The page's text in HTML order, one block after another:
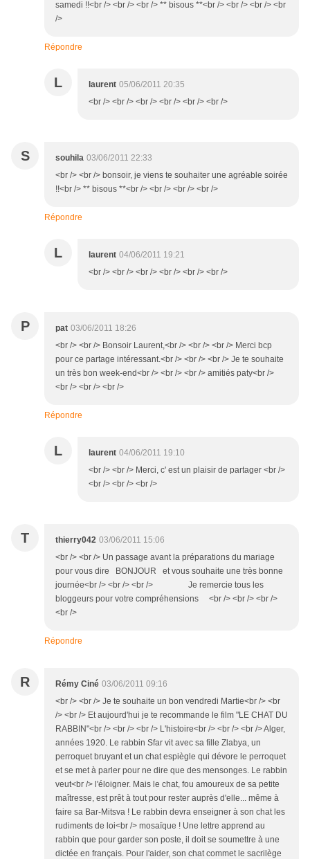
samedi !!<br /> <br /> <br /> ** bisous **<br /> <br /> <br /> <br
/>
Répondre
L laurent 05/06/2011 20:35
<br /> <br /> <br /> <br /> <br /> <br />
S souhila 03/06/2011 22:33
<br /> <br /> bonsoir, je viens te souhaiter une agréable soirée
!!<br /> ** bisous **<br /> <br /> <br /> <br />
Répondre
L laurent 04/06/2011 19:21
<br /> <br /> <br /> <br /> <br /> <br />
P pat 03/06/2011 18:26
<br /> <br /> Bonsoir Laurent,<br /> <br /> <br /> Merci bcp
pour ce partage intéressant.<br /> <br /> <br /> Je te souhaite
un très bon week-end<br /> <br /> <br /> amitiés paty<br />
<br /> <br /> <br />
Répondre
L laurent 04/06/2011 19:10
<br /> <br /> Merci, c' est un plaisir de partager <br />
<br /> <br /> <br />
T thierry042 03/06/2011 15:06
<br /> <br /> Un passage avant la préparations du mariage
pour vous dire BONJOUR et vous souhaite une très bonne
journée<br /> <br /> <br /> Je remercie tous les
bloggeurs pour votre compréhensions <br /> <br /> <br />
<br />
Répondre
R Rémy Ciné 03/06/2011 09:16
<br /> <br /> Je te souhaite un bon vendredi Martie<br /> <br
/> <br /> Et aujourd'hui je te recommande le film "LE CHAT DU
RABBIN"<br /> <br /> <br /> L'histoire<br /> <br /> <br /> Alger,
années 1920. Le rabbin Sfar vit avec sa fille Zlabya, un
perroquet bruyant et un chat espiègle qui dévore le perroquet
et se met à parler pour ne dire que des mensonges. Le rabbin
veut<br /> l'éloigner. Mais le chat, fou amoureux de sa petite
maîtresse, est prêt à tout pour rester auprès d'elle... même à
faire sa Bar-Mitsva ! Le rabbin devra enseigner à son chat les
rudiments de loi<br /> mosaïque ! Une lettre apprend au
rabbin que pour garder son poste, il doit se soumettre à une
dictée en français. Pour l'aider, son chat commet le sacrilège